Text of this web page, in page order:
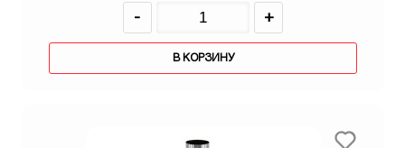
- +
В КОРЗИНУ